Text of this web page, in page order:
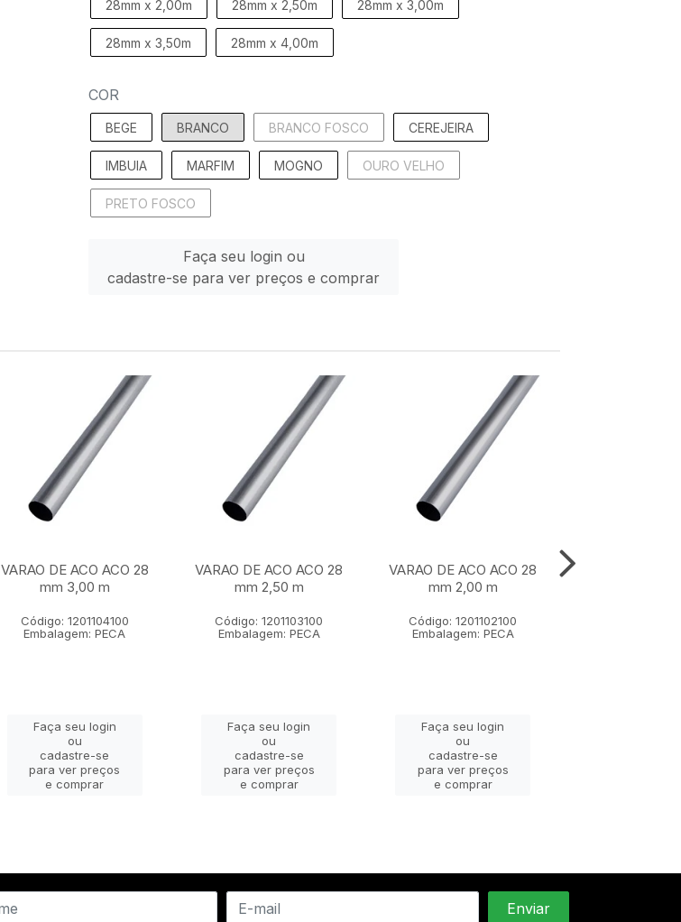
28mm x 2,00m 28mm x 2,50m 28mm x 3,00m
28mm x 3,50m 28mm x 4,00m
COR
BEGE BRANCO BRANCO FOSCO CEREJEIRA
IMBUIA MARFIM MOGNO OURO VELHO
PRETO FOSCO
Faça seu login ou
cadastre-se para ver preços e comprar
VARAO DE ACO ACO 28
mm 3,00 m
Código: 1201104100
Embalagem: PECA
Faça seu login
ou
cadastre-se
para ver preços
e comprar
VARAO DE ACO ACO 28
mm 2,50 m
Código: 1201103100
Embalagem: PECA
Faça seu login
ou
cadastre-se
para ver preços
e comprar
VARAO DE ACO ACO 28
mm 2,00 m
Código: 1201102100
Embalagem: PECA
Faça seu login
ou
cadastre-se
para ver preços
e comprar